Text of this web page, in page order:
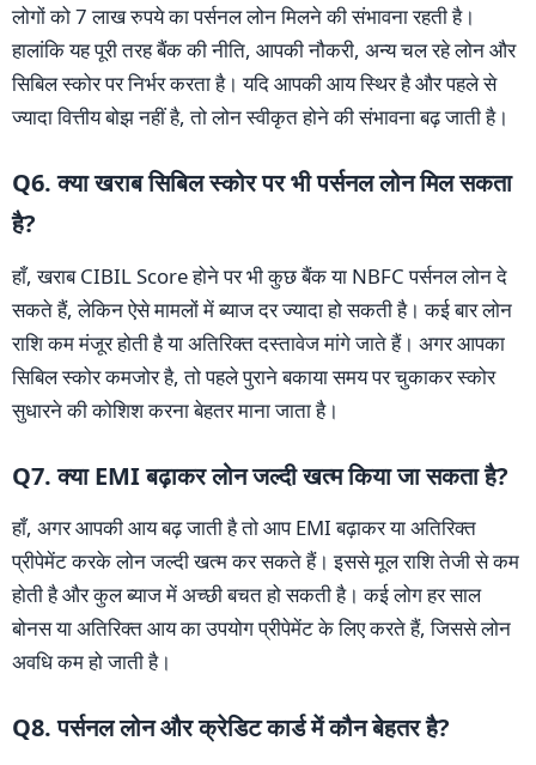
लोगों को 7 लाख रुपये का पर्सनल लोन मिलने की संभावना रहती है।
हालांकि यह पूरी तरह बैंक की नीति, आपकी नौकरी, अन्य चल रहे लोन और
सिबिल स्कोर पर निर्भर करता है। यदि आपकी आय स्थिर है और पहले से
ज्यादा वित्तीय बोझ नहीं है, तो लोन स्वीकृत होने की संभावना बढ़ जाती है।
Q6. क्या खराब सिबिल स्कोर पर भी पर्सनल लोन मिल सकता
है?
हाँ, खराब CIBIL Score होने पर भी कुछ बैंक या NBFC पर्सनल लोन दे
सकते हैं, लेकिन ऐसे मामलों में ब्याज दर ज्यादा हो सकती है। कई बार लोन
राशि कम मंजूर होती है या अतिरिक्त दस्तावेज मांगे जाते हैं। अगर आपका
सिबिल स्कोर कमजोर है, तो पहले पुराने बकाया समय पर चुकाकर स्कोर
सुधारने की कोशिश करना बेहतर माना जाता है।
Q7. क्या EMI बढ़ाकर लोन जल्दी खत्म किया जा सकता है?
हाँ, अगर आपकी आय बढ़ जाती है तो आप EMI बढ़ाकर या अतिरिक्त
प्रीपेमेंट करके लोन जल्दी खत्म कर सकते हैं। इससे मूल राशि तेजी से कम
होती है और कुल ब्याज में अच्छी बचत हो सकती है। कई लोग हर साल
बोनस या अतिरिक्त आय का उपयोग प्रीपेमेंट के लिए करते हैं, जिससे लोन
अवधि कम हो जाती है।
Q8. पर्सनल लोन और क्रेडिट कार्ड में कौन बेहतर है?